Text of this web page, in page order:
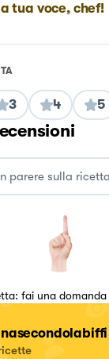
tua voce, chef!
3 4 5
fai una